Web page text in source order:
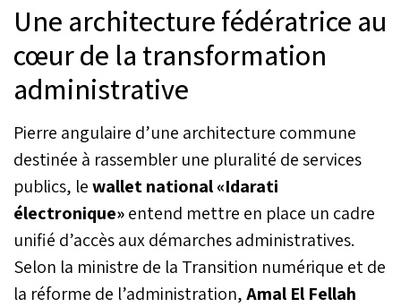
Une architecture fédératrice au
cœur de la transformation
administrative
Pierre angulaire d’une architecture commune
destinée à rassembler une pluralité de services
publics, lewallet national «Idarati
électronique»entend mettre en place un cadre
unifié d’accès aux démarches administratives.
Selon la ministre de la Transition numérique et de
la réforme de l’administration,Amal El Fellah